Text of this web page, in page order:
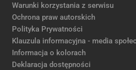
Warunki korzystania z serwisu
Ochrona praw autorskich
Polityka Prywatności
Klauzula informacyjna - media
Informacja o kolorach
Deklaracja dostępności